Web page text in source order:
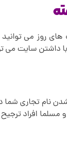
روز می توانید
داشتن سایت می
نام تجاری
افراد ترجیح